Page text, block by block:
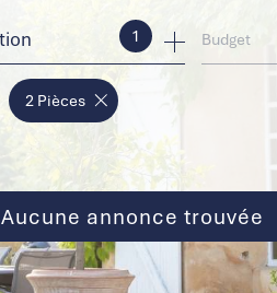
à l'année
en saisonnier
de l'immo pro
1 Budget
Aucune annonce trouvée
2 Pièces